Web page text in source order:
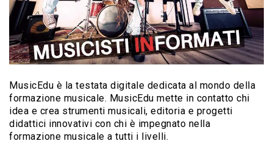
MusicEdu è la testata digitale dedicata al mondo della
formazione musicale. MusicEdu mette in contatto chi
idea e crea strumenti musicali, editoria e progetti
didattici innovativi con chi è impegnato nella
formazione musicale a tutti i livelli.